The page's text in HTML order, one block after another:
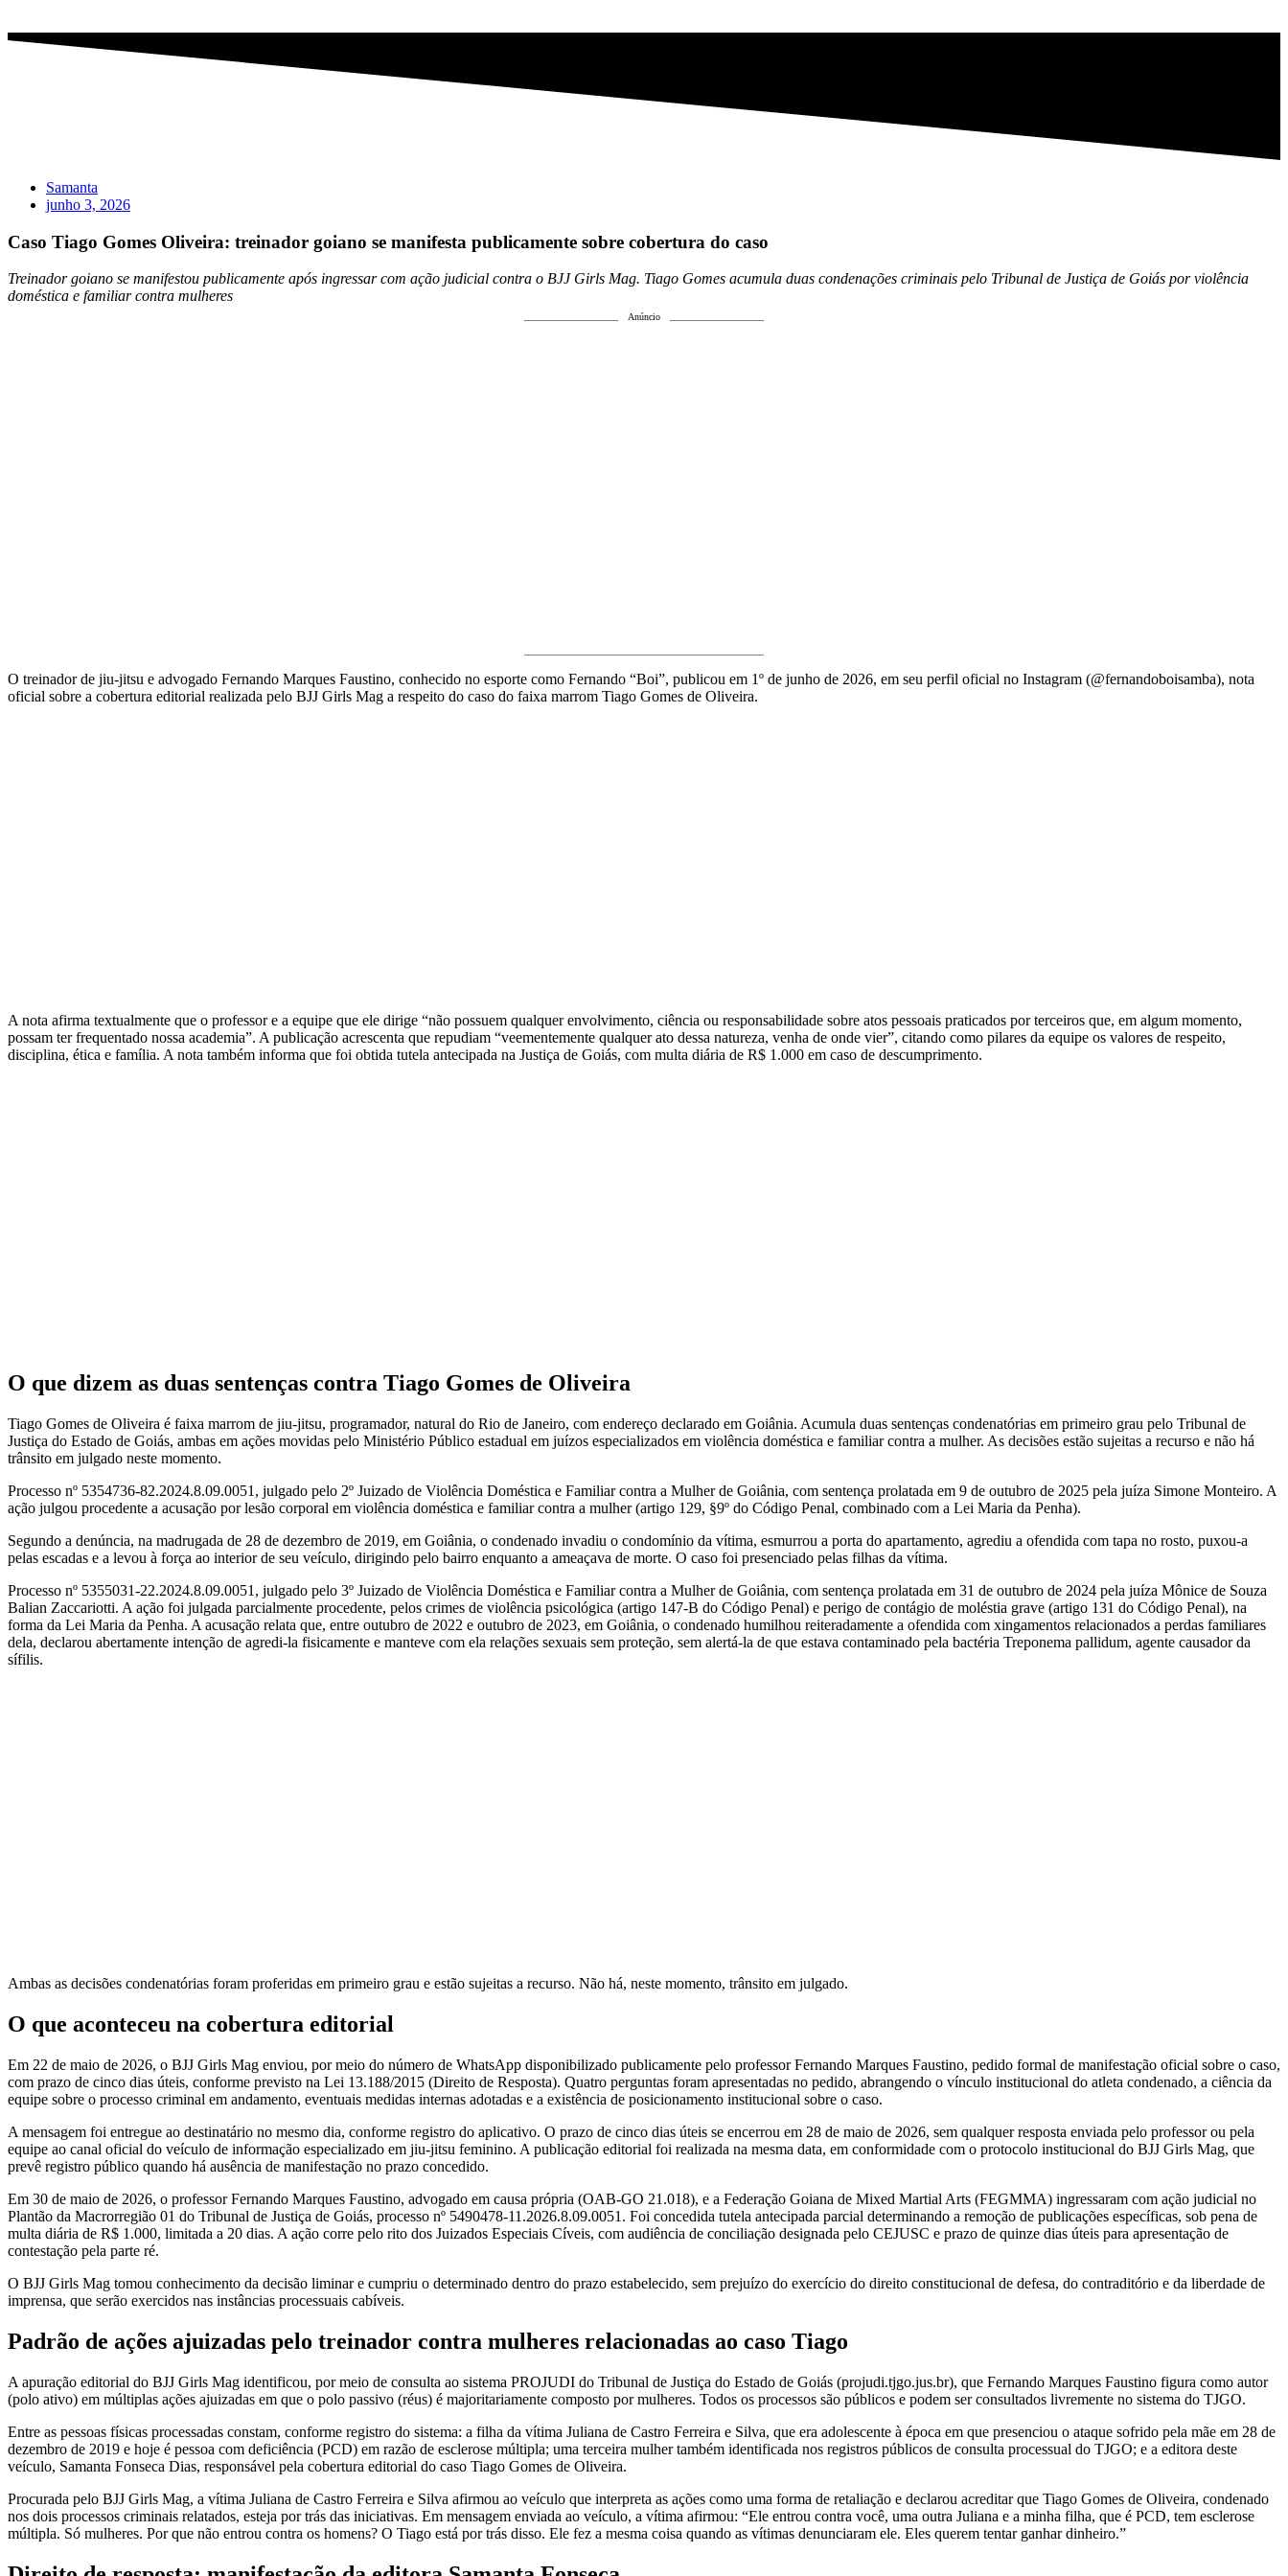
Samanta
junho 3, 2026
Caso Tiago Gomes Oliveira: treinador goiano se manifesta publicamente sobre cobertura do caso
Treinador goiano se manifestou publicamente após ingressar com ação judicial contra o BJJ Girls Mag. Tiago Gomes acumula duas condenações criminais pelo Tribunal de Justiça de Goiás por violência
doméstica e familiar contra mulheres
Anúncio
O treinador de jiu-jitsu e advogado Fernando Marques Faustino, conhecido no esporte como Fernando “Boi”, publicou em 1º de junho de 2026, em seu perfil oficial no Instagram (@fernandoboisamba), nota
oficial sobre a cobertura editorial realizada pelo BJJ Girls Mag a respeito do caso do faixa marrom Tiago Gomes de Oliveira.
A nota afirma textualmente que o professor e a equipe que ele dirige “não possuem qualquer envolvimento, ciência ou responsabilidade sobre atos pessoais praticados por terceiros que, em algum momento,
possam ter frequentado nossa academia”. A publicação acrescenta que repudiam “veementemente qualquer ato dessa natureza, venha de onde vier”, citando como pilares da equipe os valores de respeito,
disciplina, ética e família. A nota também informa que foi obtida tutela antecipada na Justiça de Goiás, com multa diária de R$ 1.000 em caso de descumprimento.
O que dizem as duas sentenças contra Tiago Gomes de Oliveira
Tiago Gomes de Oliveira é faixa marrom de jiu-jitsu, programador, natural do Rio de Janeiro, com endereço declarado em Goiânia. Acumula duas sentenças condenatórias em primeiro grau pelo Tribunal de
Justiça do Estado de Goiás, ambas em ações movidas pelo Ministério Público estadual em juízos especializados em violência doméstica e familiar contra a mulher. As decisões estão sujeitas a recurso e não há
trânsito em julgado neste momento.
Processo nº 5354736-82.2024.8.09.0051, julgado pelo 2º Juizado de Violência Doméstica e Familiar contra a Mulher de Goiânia, com sentença prolatada em 9 de outubro de 2025 pela juíza Simone Monteiro. A
ação julgou procedente a acusação por lesão corporal em violência doméstica e familiar contra a mulher (artigo 129, §9º do Código Penal, combinado com a Lei Maria da Penha).
Segundo a denúncia, na madrugada de 28 de dezembro de 2019, em Goiânia, o condenado invadiu o condomínio da vítima, esmurrou a porta do apartamento, agrediu a ofendida com tapa no rosto, puxou-a
pelas escadas e a levou à força ao interior de seu veículo, dirigindo pelo bairro enquanto a ameaçava de morte. O caso foi presenciado pelas filhas da vítima.
Processo nº 5355031-22.2024.8.09.0051, julgado pelo 3º Juizado de Violência Doméstica e Familiar contra a Mulher de Goiânia, com sentença prolatada em 31 de outubro de 2024 pela juíza Mônice de Souza
Balian Zaccariotti. A ação foi julgada parcialmente procedente, pelos crimes de violência psicológica (artigo 147-B do Código Penal) e perigo de contágio de moléstia grave (artigo 131 do Código Penal), na
forma da Lei Maria da Penha. A acusação relata que, entre outubro de 2022 e outubro de 2023, em Goiânia, o condenado humilhou reiteradamente a ofendida com xingamentos relacionados a perdas familiares
dela, declarou abertamente intenção de agredi-la fisicamente e manteve com ela relações sexuais sem proteção, sem alertá-la de que estava contaminado pela bactéria Treponema pallidum, agente causador da
sífilis.
Ambas as decisões condenatórias foram proferidas em primeiro grau e estão sujeitas a recurso. Não há, neste momento, trânsito em julgado.
O que aconteceu na cobertura editorial
Em 22 de maio de 2026, o BJJ Girls Mag enviou, por meio do número de WhatsApp disponibilizado publicamente pelo professor Fernando Marques Faustino, pedido formal de manifestação oficial sobre o caso,
com prazo de cinco dias úteis, conforme previsto na Lei 13.188/2015 (Direito de Resposta). Quatro perguntas foram apresentadas no pedido, abrangendo o vínculo institucional do atleta condenado, a ciência da
equipe sobre o processo criminal em andamento, eventuais medidas internas adotadas e a existência de posicionamento institucional sobre o caso.
A mensagem foi entregue ao destinatário no mesmo dia, conforme registro do aplicativo. O prazo de cinco dias úteis se encerrou em 28 de maio de 2026, sem qualquer resposta enviada pelo professor ou pela
equipe ao canal oficial do veículo de informação especializado em jiu-jitsu feminino. A publicação editorial foi realizada na mesma data, em conformidade com o protocolo institucional do BJJ Girls Mag, que
prevê registro público quando há ausência de manifestação no prazo concedido.
Em 30 de maio de 2026, o professor Fernando Marques Faustino, advogado em causa própria (OAB-GO 21.018), e a Federação Goiana de Mixed Martial Arts (FEGMMA) ingressaram com ação judicial no
Plantão da Macrorregião 01 do Tribunal de Justiça de Goiás, processo nº 5490478-11.2026.8.09.0051. Foi concedida tutela antecipada parcial determinando a remoção de publicações específicas, sob pena de
multa diária de R$ 1.000, limitada a 20 dias. A ação corre pelo rito dos Juizados Especiais Cíveis, com audiência de conciliação designada pelo CEJUSC e prazo de quinze dias úteis para apresentação de
contestação pela parte ré.
O BJJ Girls Mag tomou conhecimento da decisão liminar e cumpriu o determinado dentro do prazo estabelecido, sem prejuízo do exercício do direito constitucional de defesa, do contraditório e da liberdade de
imprensa, que serão exercidos nas instâncias processuais cabíveis.
Padrão de ações ajuizadas pelo treinador contra mulheres relacionadas ao caso Tiago
A apuração editorial do BJJ Girls Mag identificou, por meio de consulta ao sistema PROJUDI do Tribunal de Justiça do Estado de Goiás (projudi.tjgo.jus.br), que Fernando Marques Faustino figura como autor
(polo ativo) em múltiplas ações ajuizadas em que o polo passivo (réus) é majoritariamente composto por mulheres. Todos os processos são públicos e podem ser consultados livremente no sistema do TJGO.
Entre as pessoas físicas processadas constam, conforme registro do sistema: a filha da vítima Juliana de Castro Ferreira e Silva, que era adolescente à época em que presenciou o ataque sofrido pela mãe em 28 de
dezembro de 2019 e hoje é pessoa com deficiência (PCD) em razão de esclerose múltipla; uma terceira mulher também identificada nos registros públicos de consulta processual do TJGO; e a editora deste
veículo, Samanta Fonseca Dias, responsável pela cobertura editorial do caso Tiago Gomes de Oliveira.
Procurada pelo BJJ Girls Mag, a vítima Juliana de Castro Ferreira e Silva afirmou ao veículo que interpreta as ações como uma forma de retaliação e declarou acreditar que Tiago Gomes de Oliveira, condenado
nos dois processos criminais relatados, esteja por trás das iniciativas. Em mensagem enviada ao veículo, a vítima afirmou: “Ele entrou contra você, uma outra Juliana e a minha filha, que é PCD, tem esclerose
múltipla. Só mulheres. Por que não entrou contra os homens? O Tiago está por trás disso. Ele fez a mesma coisa quando as vítimas denunciaram ele. Eles querem tentar ganhar dinheiro.”